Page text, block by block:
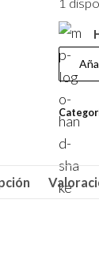
1
MIP
Llave
Gen2
de
.050mm